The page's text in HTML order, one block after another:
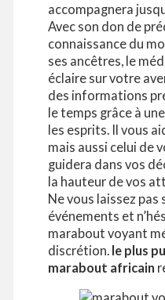
accompagnera
Avec son don de
connaissance du
ses ancêtres, le
éclaire sur votre
des informations
le temps grâce à
les esprits. Il vous
mais aussi celui de
guidera dans vos
la hauteur de vos
Ne vous laissez pas
événements et
marabout voyant
discrétion. le plus
marabout africain